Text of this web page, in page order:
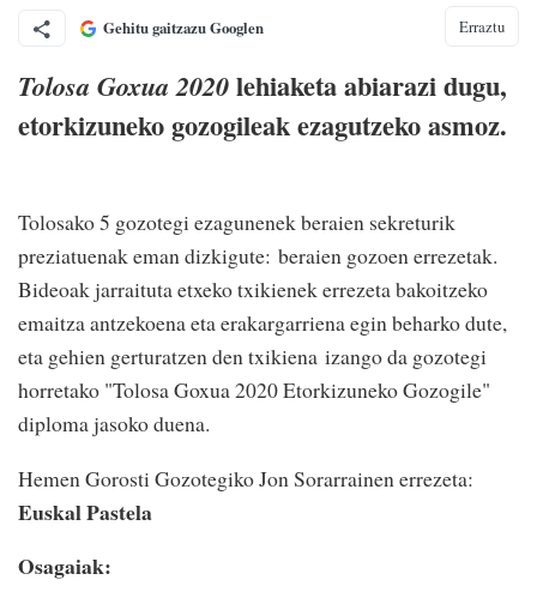
Gehitu gaitzazu Googlen Erraztu
Tolosa Goxua 2020lehiaketa abiarazi dugu,
etorkizuneko gozogileak ezagutzeko asmoz.
Tolosako 5 gozotegi ezagunenek beraien sekreturik
preziatuenak eman dizkigute: beraien gozoen errezetak.
Bideoak jarraituta etxeko txikienek errezeta bakoitzeko
emaitza antzekoena eta erakargarriena egin beharko dute,
eta gehien gerturatzen den txikiena izango da gozotegi
horretako "Tolosa Goxua 2020 Etorkizuneko Gozogile"
diploma jasoko duena.
Hemen Gorosti Gozotegiko Jon Sorarrainen errezeta:
Euskal Pastela
Osagaiak: